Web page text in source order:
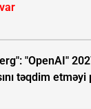
"OpenAI"
təqdim etməyi